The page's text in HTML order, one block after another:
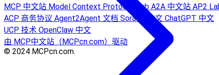
MCP 中文站 Model Context Protocol Hub A2A 中文站 AP2
ACP 商务协议 Agent2Agent 文档 Sora AI 中文 ChatGPT 中文
UCP 技术 OpenClaw 中文
由 MCP中文站（MCPcn.com）驱动
© 2024 MCPcn.com.